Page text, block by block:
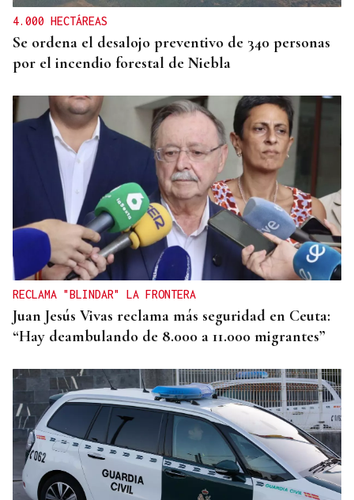
4.000 HECTÁREAS
Se ordena el desalojo preventivo de 340 personas
por el incendio forestal de Niebla
RECLAMA "BLINDAR" LA FRONTERA
Juan Jesús Vivas reclama más seguridad en Ceuta:
“Hay deambulando de 8.000 a 11.000 migrantes”